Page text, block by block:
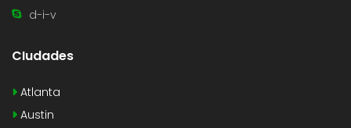
d-i-v
CIudades
Atlanta
Austin